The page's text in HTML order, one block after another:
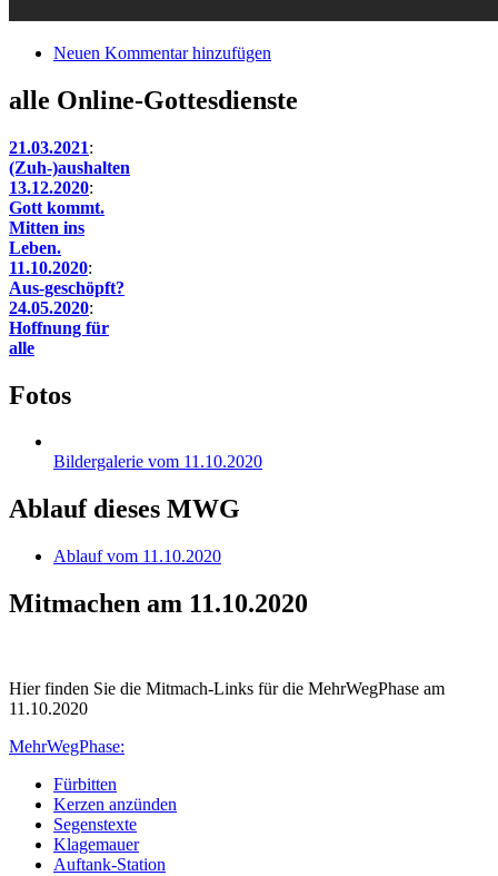
Neuen Kommentar hinzufügen
alle Online-Gottesdienste
21.03.2021:
(Zuh-)aushalten
13.12.2020:
Gott kommt.
Mitten ins
Leben.
11.10.2020:
Aus-geschöpft?
24.05.2020:
Hoffnung für
alle
Fotos
Bildergalerie vom 11.10.2020
Ablauf dieses MWG
Ablauf vom 11.10.2020
Mitmachen am 11.10.2020
Hier finden Sie die Mitmach-Links für die MehrWegPhase am
11.10.2020
MehrWegPhase:
Fürbitten
Kerzen anzünden
Segenstexte
Klagemauer
Auftank-Station